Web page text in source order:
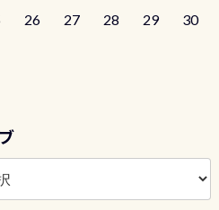
26 27 28 29
30